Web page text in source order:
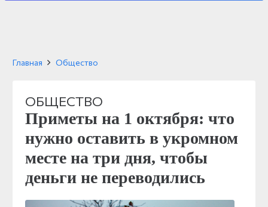
Главная Общество
ОБЩЕСТВО
Приметы на 1 октября: что
нужно оставить в укромном
месте на три дня, чтобы
деньги не переводились